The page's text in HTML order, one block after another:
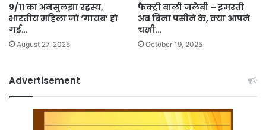
9/11 का अनसुलझा रहस्य,
भारतीय महिला जो ‘गायब’ हो
गई…
August 27, 2025
फैक्ट्री वाली जलेबी – इमरती
अब बिना पसीने के, क्या आपने
चखी…
October 19, 2025
Advertisement